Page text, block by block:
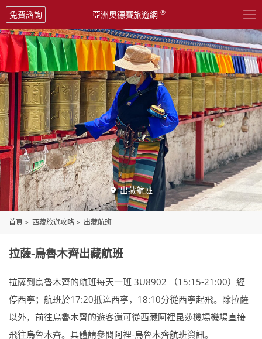

免費諮詢 亞洲奧德賽旅遊網 ®
 出藏航班
首頁 > 西藏旅遊攻略> 出藏航班
拉薩-烏魯木齊出藏航班
拉薩到烏魯木齊的航班每天一班 3U8902 （15:15-21:00）經
停西寧；航班於17:20抵達西寧，18:10分從西寧起飛。除拉薩
以外，前往烏魯木齊的遊客還可從西藏阿裡昆莎機場機場直接
飛往烏魯木齊。具體請參閱阿裡-烏魯木齊航班資訊。